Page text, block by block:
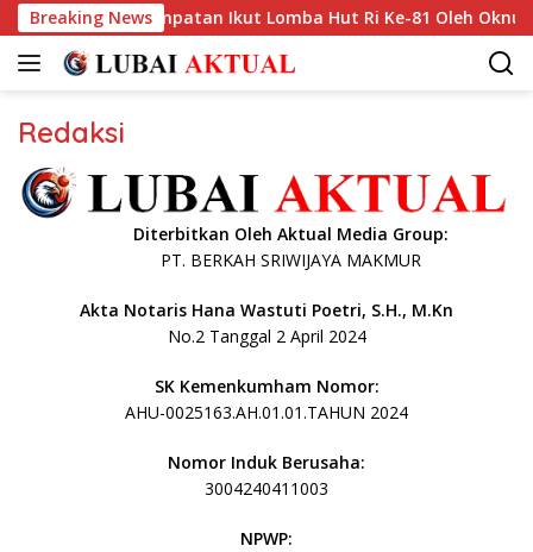
Langsung
ke
konten
Breaking News
Kesempatan Ikut Lomba Hut Ri Ke-81 Oleh Oknum
Redaksi
Diterbitkan Oleh Aktual Media Group:
PT. BERKAH SRIWIJAYA MAKMUR
Akta Notaris Hana Wastuti Poetri, S.H., M.Kn
No.2 Tanggal 2 April 2024
SK Kemenkumham Nomor:
AHU-0025163.AH.01.01.TAHUN 2024
Nomor Induk Berusaha:
3004240411003
NPWP: